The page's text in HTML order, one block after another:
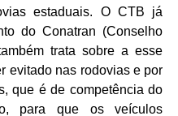
estaduais. O CTB já
do Conatran (Conselho
trata sobre a esse
evitado nas rodovias e por
que é de competência do
para que os veículos